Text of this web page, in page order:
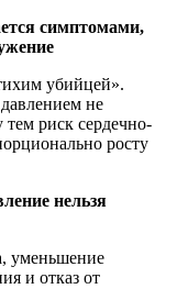
симптомами,
убийцей».
не
риск сердечно-
росту
нельзя
уменьшение
и отказ от